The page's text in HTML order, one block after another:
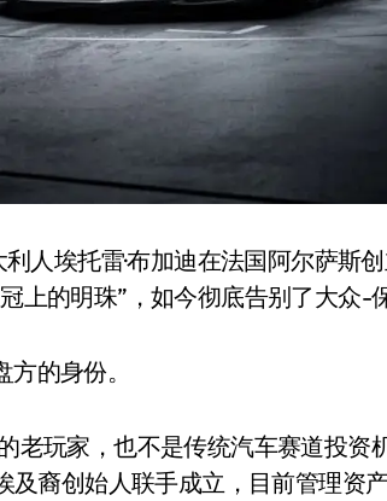
人埃托雷·布加迪在法国阿尔萨斯
上的明珠”，如今彻底告别了大众-
的身份。
老玩家，也不是传统汽车赛道投资
及裔创始人联手成立，目前管理资
小家电